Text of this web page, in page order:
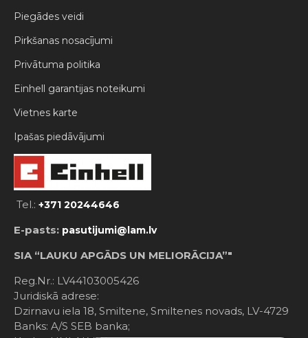
Piegādes veidi
Pirkšanas nosacījumi
Privātuma politika
Einhell garantijas noteikumi
Vietnes karte
Ipašas piedāvājumi
Tel.: +371 20244646
E-pasts: pasutijumi@lam.lv
SIA “LAUKU APGĀDS UN MELIORĀCIJA”"
Reg.Nr.: LV44103005426
Juridiskā adrese:
Dzirnavu iela 18, Smiltene, Smiltenes novads, LV-4729
Banks: A/S SEB banka;